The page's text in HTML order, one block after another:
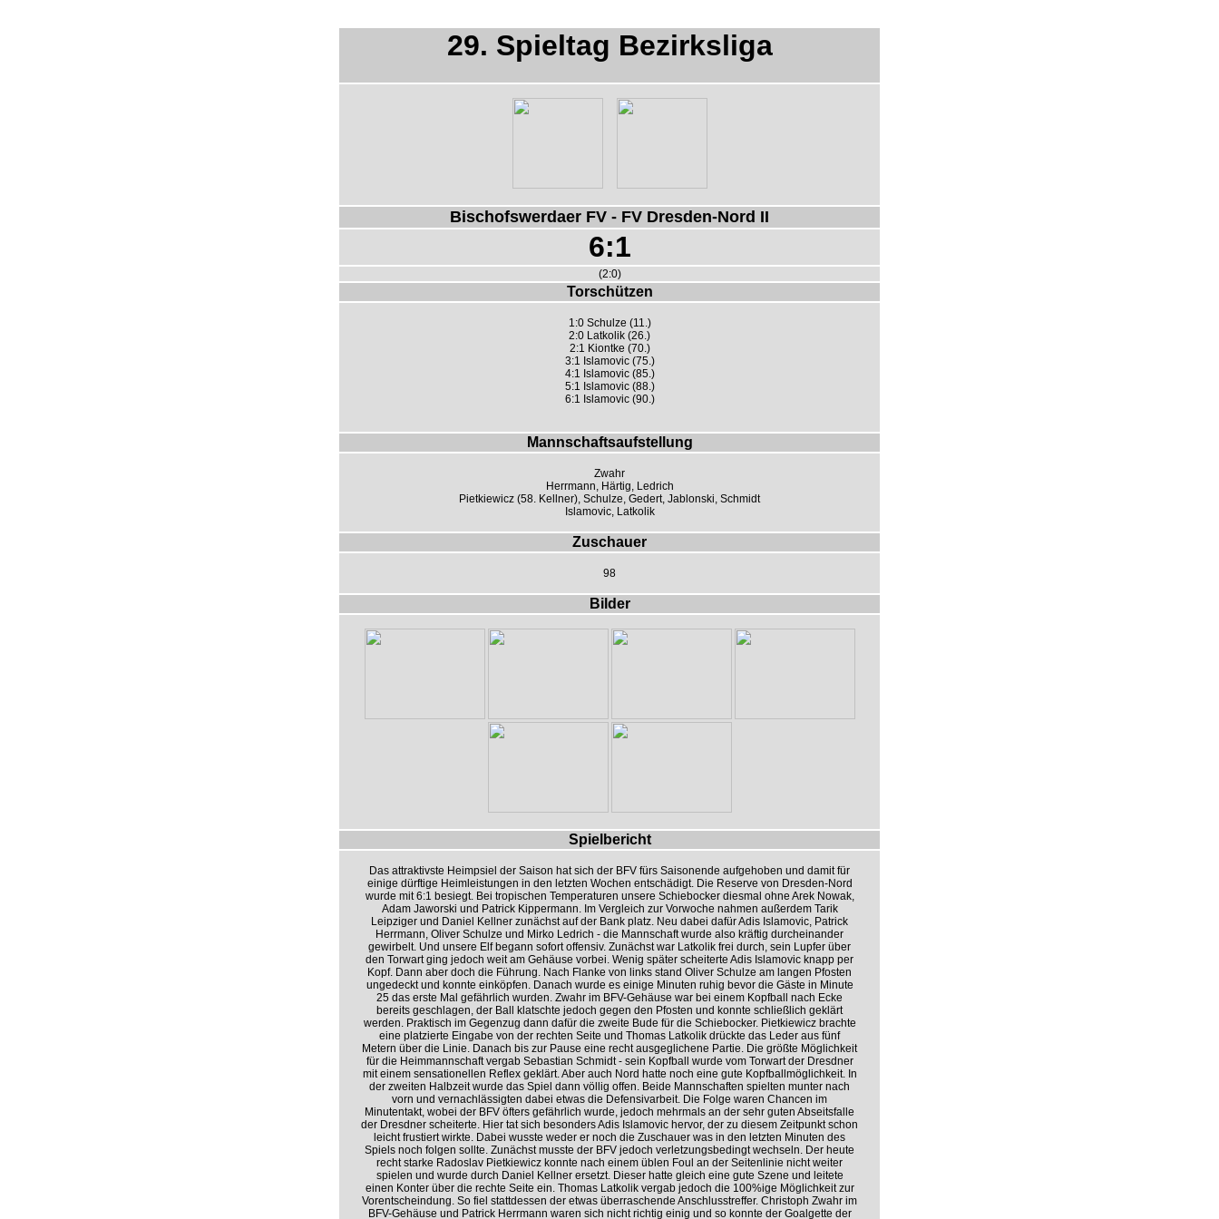
29. Spieltag Bezirksliga
Bischofswerdaer FV - FV Dresden-Nord II
6:1
(2:0)
Torschützen
1:0 Schulze (11.)
2:0 Latkolik (26.)
2:1 Kiontke (70.)
3:1 Islamovic (75.)
4:1 Islamovic (85.)
5:1 Islamovic (88.)
6:1 Islamovic (90.)
Mannschaftsaufstellung
Zwahr
Herrmann, Härtig, Ledrich
Pietkiewicz (58. Kellner), Schulze, Gedert, Jablonski, Schmidt
Islamovic, Latkolik
Zuschauer
98
Bilder
Spielbericht
Das attraktivste Heimpsiel der Saison hat sich der BFV fürs Saisonende aufgehoben und damit für
einige dürftige Heimleistungen in den letzten Wochen entschädigt. Die Reserve von Dresden-Nord
wurde mit 6:1 besiegt. Bei tropischen Temperaturen unsere Schiebocker diesmal ohne Arek Nowak,
Adam Jaworski und Patrick Kippermann. Im Vergleich zur Vorwoche nahmen außerdem Tarik
Leipziger und Daniel Kellner zunächst auf der Bank platz. Neu dabei dafür Adis Islamovic, Patrick
Herrmann, Oliver Schulze und Mirko Ledrich - die Mannschaft wurde also kräftig durcheinander
gewirbelt. Und unsere Elf begann sofort offensiv. Zunächst war Latkolik frei durch, sein Lupfer über
den Torwart ging jedoch weit am Gehäuse vorbei. Wenig später scheiterte Adis Islamovic knapp per
Kopf. Dann aber doch die Führung. Nach Flanke von links stand Oliver Schulze am langen Pfosten
ungedeckt und konnte einköpfen. Danach wurde es einige Minuten ruhig bevor die Gäste in Minute
25 das erste Mal gefährlich wurden. Zwahr im BFV-Gehäuse war bei einem Kopfball nach Ecke
bereits geschlagen, der Ball klatschte jedoch gegen den Pfosten und konnte schließlich geklärt
werden. Praktisch im Gegenzug dann dafür die zweite Bude für die Schiebocker. Pietkiewicz brachte
eine platzierte Eingabe von der rechten Seite und Thomas Latkolik drückte das Leder aus fünf
Metern über die Linie. Danach bis zur Pause eine recht ausgeglichene Partie. Die größte Möglichkeit
für die Heimmannschaft vergab Sebastian Schmidt - sein Kopfball wurde vom Torwart der Dresdner
mit einem sensationellen Reflex geklärt. Aber auch Nord hatte noch eine gute Kopfballmöglichkeit. In
der zweiten Halbzeit wurde das Spiel dann völlig offen. Beide Mannschaften spielten munter nach
vorn und vernachlässigten dabei etwas die Defensivarbeit. Die Folge waren Chancen im
Minutentakt, wobei der BFV öfters gefährlich wurde, jedoch mehrmals an der sehr guten Abseitsfalle
der Dresdner scheiterte. Hier tat sich besonders Adis Islamovic hervor, der zu diesem Zeitpunkt schon
leicht frustiert wirkte. Dabei wusste weder er noch die Zuschauer was in den letzten Minuten des
Spiels noch folgen sollte. Zunächst musste der BFV jedoch verletzungsbedingt wechseln. Der heute
recht starke Radoslav Pietkiewicz konnte nach einem üblen Foul an der Seitenlinie nicht weiter
spielen und wurde durch Daniel Kellner ersetzt. Dieser hatte gleich eine gute Szene und leitete
einen Konter über die rechte Seite ein. Thomas Latkolik vergab jedoch die 100%ige Möglichkeit zur
Vorentscheindung. So fiel stattdessen der etwas überraschende Anschlusstreffer. Christoph Zwahr im
BFV-Gehäuse und Patrick Herrmann waren sich nicht richtig einig und so konnte der Goalgette der